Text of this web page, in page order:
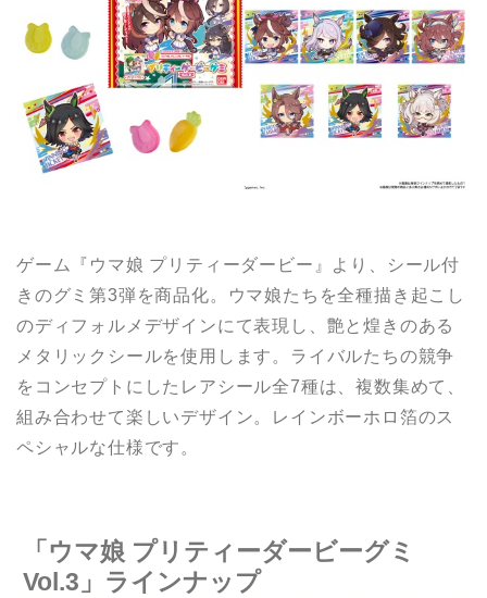
ゲーム『ウマ娘 プリティーダービー』より、シール付
きのグミ第3弾を商品化。ウマ娘たちを全種描き起こし
のディフォルメデザインにて表現し、艶と煌きのある
メタリックシールを使用します。ライバルたちの競争
をコンセプトにしたレアシール全7種は、複数集めて、
組み合わせて楽しいデザイン。レインボーホロ箔のス
ペシャルな仕様です。
「ウマ娘 プリティーダービーグミ
Vol.3」ラインナップ